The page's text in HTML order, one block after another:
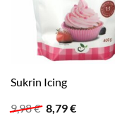
Sukrin Icing
9,98€ Ursprünglicher
8,79€Aktueller